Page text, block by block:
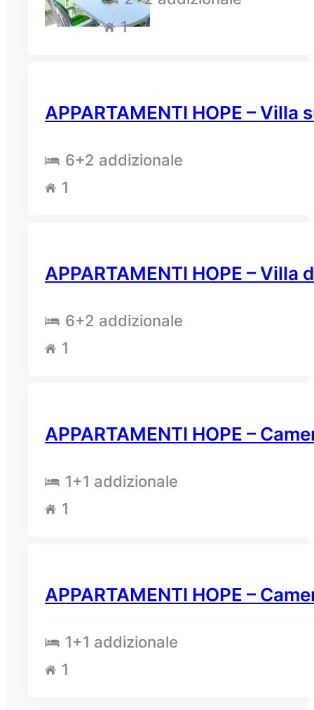
1
APPARTAMENTI HOPE – Villa
6+2 addizionale
1
APPARTAMENTI HOPE – Villa
6+2 addizionale
1
APPARTAMENTI HOPE –
1+1 addizionale
1
APPARTAMENTI HOPE –
1+1 addizionale
1